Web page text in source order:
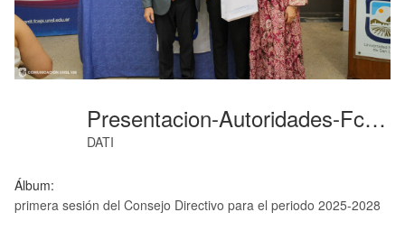
Presentacion-Autoridades-Fcejs-Escuela-23
DATI
Álbum:
primera sesión del Consejo Directivo para el periodo 2025-2028